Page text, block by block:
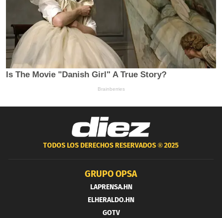
TODOS LOS DERECHOS RESERVADOS ®2025
GRUPO OPSA
LAPRENSA.HN
ELHERALDO.HN
GOTV